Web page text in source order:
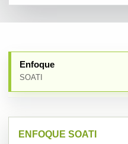
Enfoque
SOATI
ENFOQUE SOATI